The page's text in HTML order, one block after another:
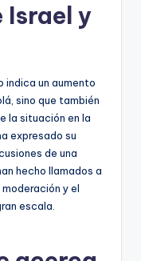
Israel y
indica un aumento
sino que también
la situación en la
expresado su
de una
hecho llamados a
y el
escala.